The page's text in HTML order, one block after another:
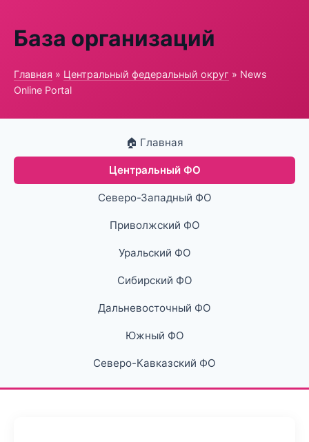
База организаций
Главная » Центральный федеральный округ » News
Online Portal
🏠 Главная
Центральный ФО
Северо-Западный ФО
Приволжский ФО
Уральский ФО
Сибирский ФО
Дальневосточный ФО
Южный ФО
Северо-Кавказский ФО